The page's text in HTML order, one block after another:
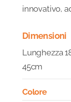
innovativo,
Dimensioni
Lunghezza
45cm
Colore